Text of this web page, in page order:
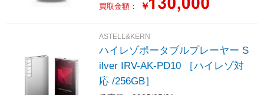
買取金額： ￥
ASTELL&KERN
ハイレゾポータブルプレーヤー S
ilver IRV-AK-PD10 ［ハイレゾ対
応 /256GB］